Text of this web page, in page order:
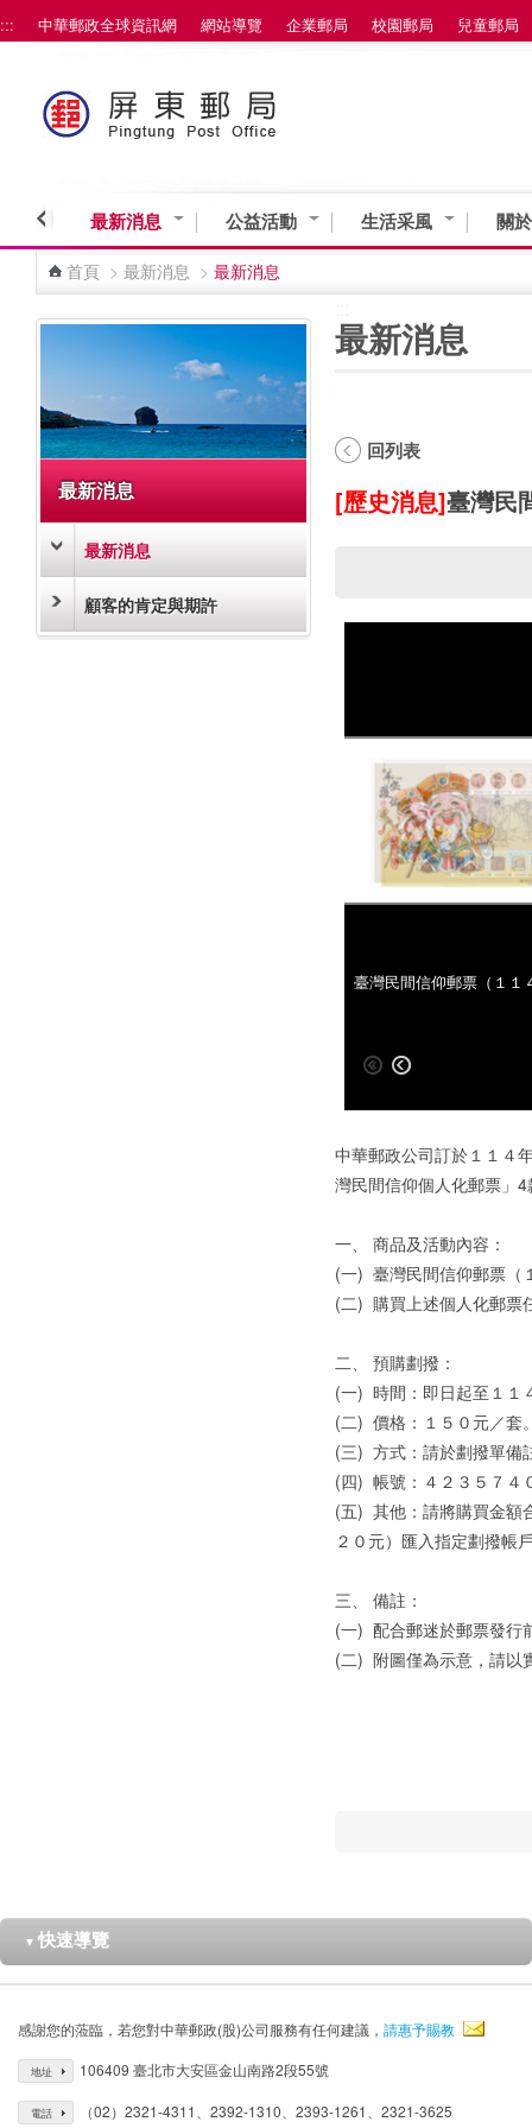
跳到主要內容區塊
::: 中華郵政全球資訊網 網站導覽 企業郵局 校園郵局 兒童郵局
最新消息 公益活動 生活采風 關
首頁 > 最新消息 > 最新消息
最新消息
最新消息
顧客的肯定與期許
最新消息
回列表
[歷史消息]臺灣民
臺灣民間信仰郵票（１１
臺灣民間信仰郵票（１１
中華郵政公司訂於１１４
灣民間信仰個人化郵票」
一、
商品及活動內容：
(一) 臺灣民間信仰郵票（
(二) 購買上述個人化郵票
二、
預購劃撥：
(一) 時間：即日起至１１
(二) 價格：１５０元／套
(三) 方式：請於劃撥單備
(四) 帳號：４２３５７
(五) 其他：請將購買金額
２０元）匯入指定劃撥帳
三、
備註：
(一) 配合郵迷於郵票發行
(二) 附圖僅為示意，請以
▼ 快速導覽
感謝您的蒞臨，若您對中華郵政(股)公司服務有任何建議， 請惠予賜教
地址 106409 臺北市大安區金山南路2段55號
電話 （02）2321-4311、2392-1310、2393-1261、2321-3625